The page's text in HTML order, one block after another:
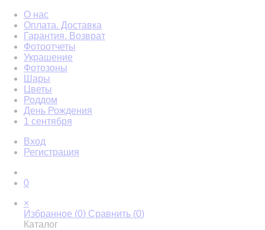
О нас
Оплата. Доставка
Гарантия. Возврат
Фотоотчеты
Украшение
Фотозоны
Шары
Цветы
Роддом
День Рождения
1 сентября
Вход
Регистрация
0
×
Избранное (0) Сравнить (0)
Каталог